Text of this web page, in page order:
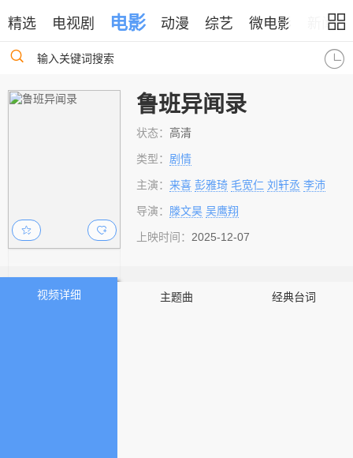
精选 电视剧 电影 动漫 综艺 微电影 新闻
输入关键词搜索
鲁班异闻录
状态：高清
类型： 剧情
主演：来喜 彭雅琦 毛宽仁 刘轩丞 李沛
导演： 滕文昊 吴鹰翔
上映时间： 2025-12-07
视频详细 主题曲 经典台词